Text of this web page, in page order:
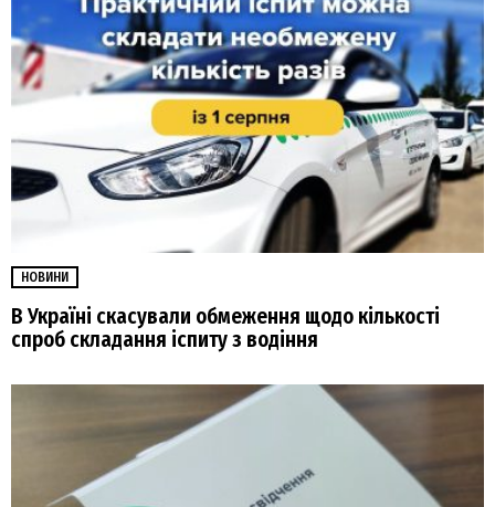
НОВИНИ
В Україні скасували обмеження щодо кількості
спроб складання іспиту з водіння